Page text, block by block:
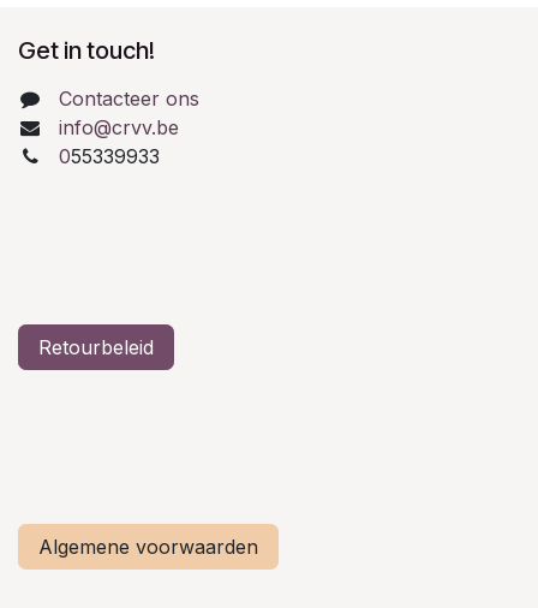
Get in touch!
Contacteer ons
info@crvv.be
055339933
Retourbeleid
Algemene voorwaarden